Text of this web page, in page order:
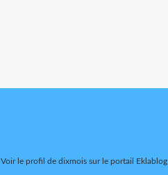
Voir le profil de dixmoissur le portail Eklablog